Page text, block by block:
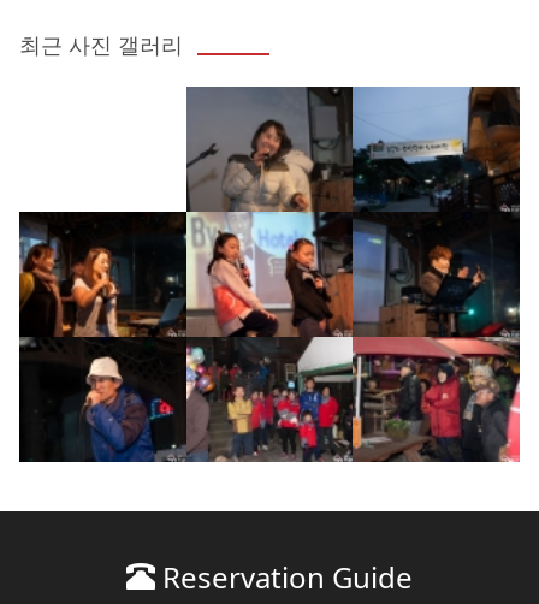
최근 사진 갤러리
Reservation Guide